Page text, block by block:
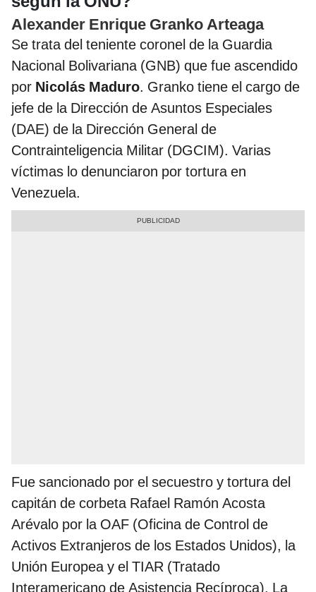
Alexander Enrique Granko Arteaga
Se trata del teniente coronel de la Guardia
Nacional Bolivariana (GNB) que fue ascendido
por Nicolás Maduro. Granko tiene el cargo de
jefe de la Dirección de Asuntos Especiales
(DAE) de la Dirección General de
Contrainteligencia Militar (DGCIM). Varias
víctimas lo denunciaron por tortura en
Venezuela.
Fue sancionado por el secuestro y tortura del
capitán de corbeta Rafael Ramón Acosta
Arévalo por la OAF (Oficina de Control de
Activos Extranjeros de los Estados Unidos), la
Unión Europea y el TIAR (Tratado
Interamericano de Asistencia Recíproca). La